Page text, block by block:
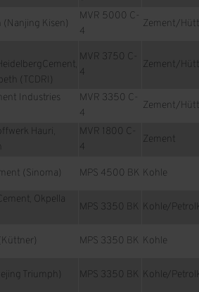
(Nanjing Kisen)
MVR 5000 C-
4
Zement/
(TCDRI)
MVR 3750 C-
4
Zement/
Industries
MVR 3350 C-
4
Zement/
Hauri,
MVR 1800 C-
4
Zement
(Sinoma) MPS 4500 BK Kohle
Okpella
MPS 3350 BK Kohle/
MPS 3350 BK Kohle
Triumph) MPS 3350 BK Kohle/